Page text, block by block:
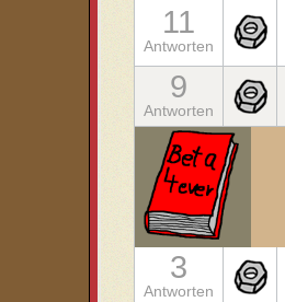
11
Antworten
9
Antworten
3
Antworten